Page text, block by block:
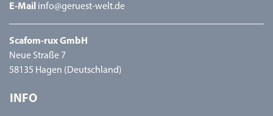
E-Mail info@geruest-welt.de
Scafom-rux GmbH
Neue Straße 7
58135 Hagen (Deutschland)
INFO